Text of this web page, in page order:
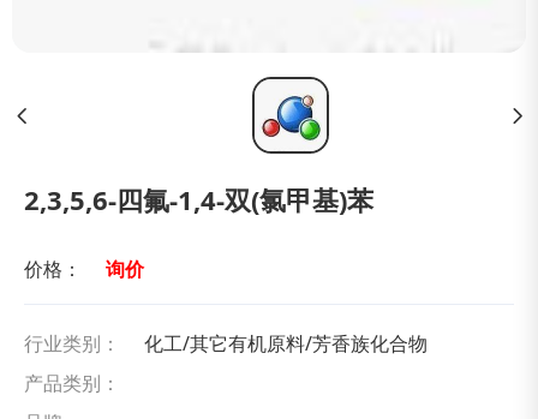
2,3,5,6-四氟-1,4-双(氯甲基)苯
价格： 询价
行业类别：
化工/其它有机原料/芳香族化合物
产品类别：